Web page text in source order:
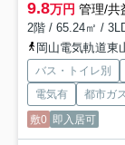
9.8万円 管理/共
2階 / 65.24㎡ /
岡山電気軌道東
バス・トイレ別
電気有
都市ガ
敷0 即入居可